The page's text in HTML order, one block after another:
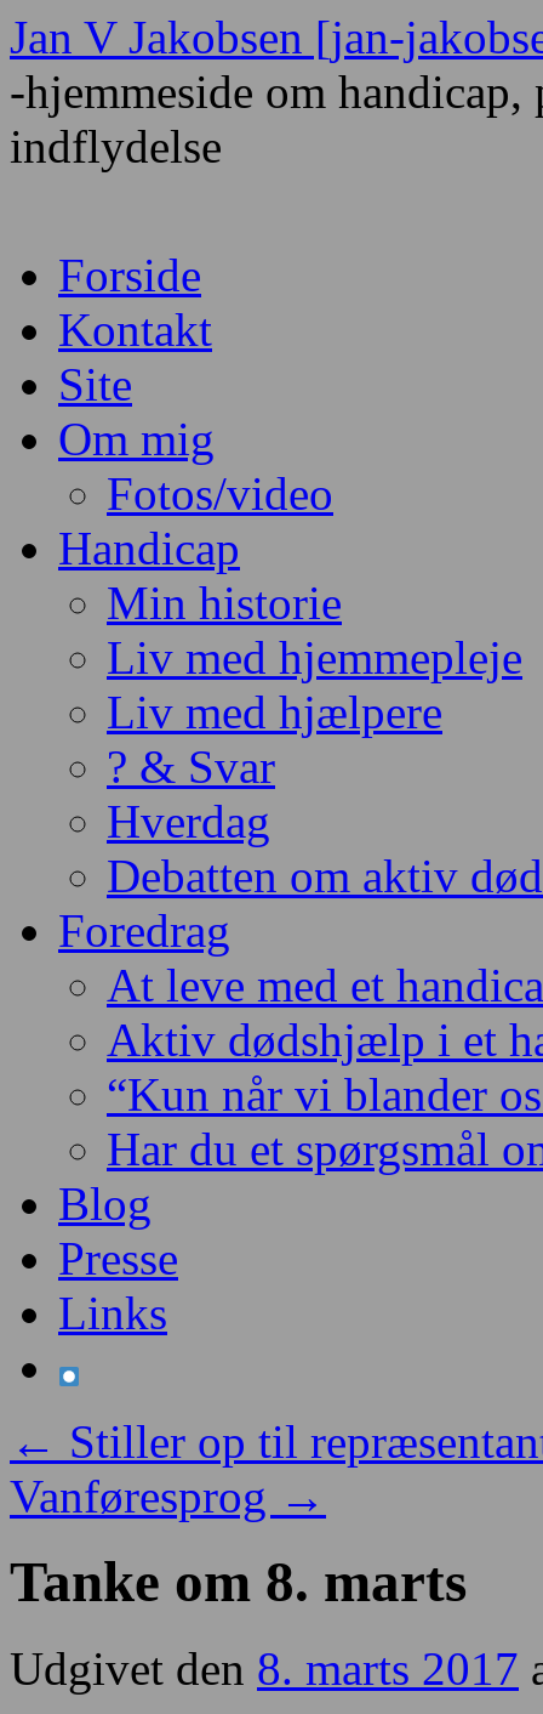
Hop
indhold
Jan V Jakobsen [jan-
-hjemmeside om
indflydelse
Forside
Kontakt
Site
Om mig
Fotos/video
Handicap
Min historie
Liv med hjemmepleje
Liv med hjælpere
? & Svar
Hverdag
Debatten om aktiv
Foredrag
At leve med et
Aktiv dødshjælp i et
“Kun når vi blander
Har du et spørgsmål
Blog
Presse
Links
← Stiller op til
Vanføresprog →
Tanke om 8. marts
Udgivet den 8. marts 2017